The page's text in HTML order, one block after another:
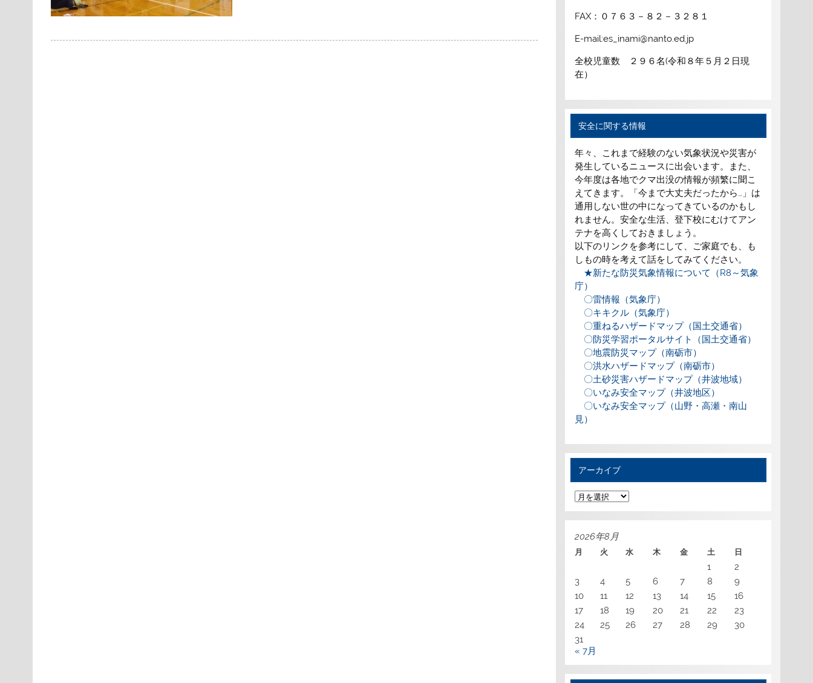
FAX：０７６３－８２－３２８１
E-mail:es_inami@nanto.ed.jp
全校児童数 ２９６名(令和８年５月２日現
在）
安全に関する情報
年々、これまで経験のない気象状況や災害が
発生しているニュースに出会います。また、
今年度は各地でクマ出没の情報が頻繁に聞こ
えてきます。「今まで大丈夫だったから…」は
通用しない世の中になってきているのかもし
れません。安全な生活、登下校にむけてアン
テナを高くしておきましょう。
以下のリンクを参考にして、ご家庭でも、も
しもの時を考えて話をしてみてください。
★新たな防災気象情報について（R8～気象
庁）
〇雷情報（気象庁）
〇キキクル（気象庁）
〇重ねるハザードマップ（国土交通省）
〇防災学習ポータルサイト（国土交通省）
〇地震防災マップ（南砺市）
〇洪水ハザードマップ（南砺市）
〇土砂災害ハザードマップ（井波地域）
〇いなみ安全マップ（井波地区）
〇いなみ安全マップ（山野・高瀬・南山
見）
アーカイブ
ア
ー
カ
イ
2026年8月
月 火 水 木 金 土 日
1
2
3
4 5 6 7 8
9
10
11 12 13 14 15
16
17
18 19 20 21 22
23
24
25 26 27 28 29
30
31
« 7月